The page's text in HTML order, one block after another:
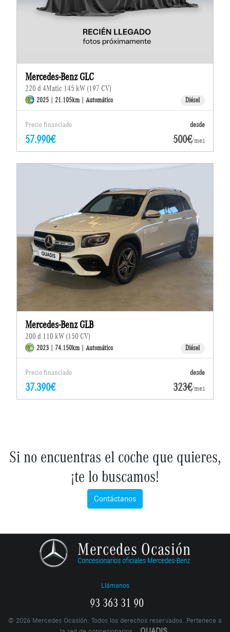
Mercedes-Benz GLC
220 d 4Matic 145 kW (197 CV)
2025 | 21.105km | Automático Diésel
Precio financiado desde
57.990€ 500€/mes
Mercedes-Benz GLB
200 d 110 kW (150 CV)
2023 | 74.150km | Automático Diésel
Precio financiado desde
37.390€ 323€/mes
Si no encuentras el coche que quieres,
¡te lo buscamos!
Contáctanos
Llámanos
93 363 31 90
© 2026 Mercedes Ocasión. Todos los derechos reservados. Pertenece a